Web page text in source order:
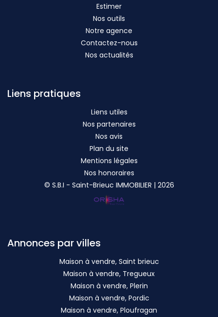
Estimer
Nos outils
Notre agence
Contactez-nous
Nos actualités
Liens pratiques
Liens utiles
Nos partenaires
Nos avis
Plan du site
Mentions légales
Nos honoraires
© S.B.I - Saint-Brieuc IMMOBILIER | 2026
Annonces par villes
Maison à vendre, Saint brieuc
Maison à vendre, Tregueux
Maison à vendre, Plerin
Maison à vendre, Pordic
Maison à vendre, Ploufragan